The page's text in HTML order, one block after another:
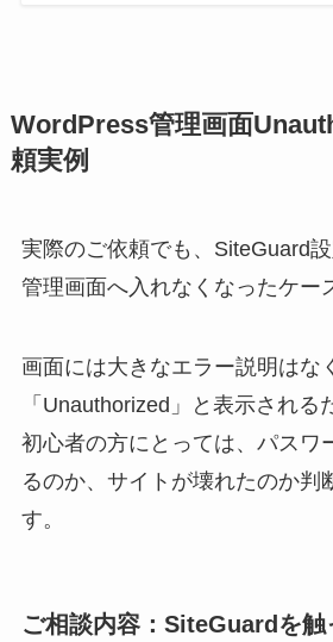
WordPress管理画面
頼実例
実際のご依頼でも、SiteGuard
管理画面へ入れなくなったケー
画面には大きなエラー説明はな
「Unauthorized」と表示される
初心者の方にとっては、パスワ
るのか、サイトが壊れたのか判
す。
ご相談内容：SiteGuardを触